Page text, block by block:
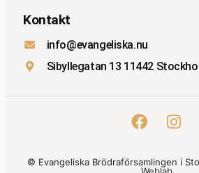
Kontakt
info@evangeliska.nu
Sibyllegatan 13 11442
© Evangeliska Brödraförsamlingen i
Weblab